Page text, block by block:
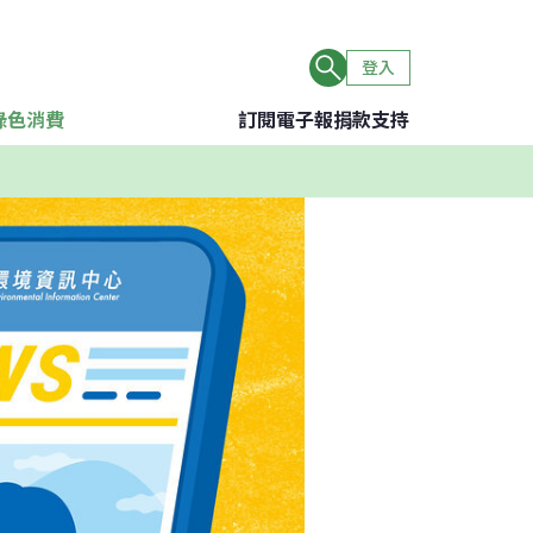
登入
色消費 訂閱電子報捐款支持